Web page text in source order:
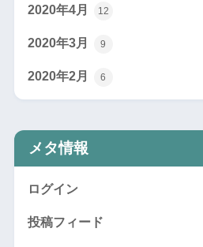
2020年4月 12
2020年3月 9
2020年2月 6
メタ情報
ログイン
投稿フィード